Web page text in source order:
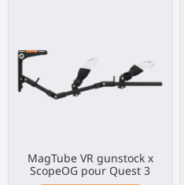
MagTube VR gunstock x
ScopeOG pour Quest 3